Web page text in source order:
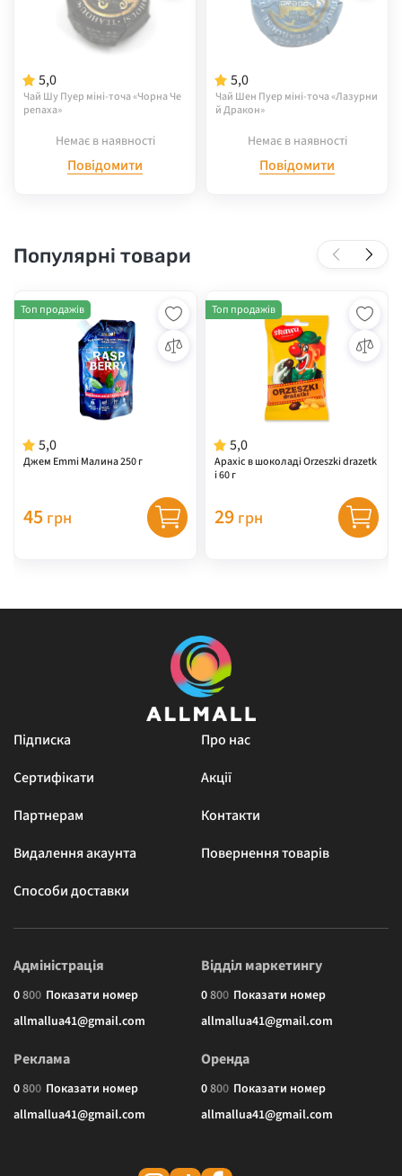
5,0
Чай Шу Пуер міні-точа «Чорна Че
репаха»
Немає в наявності
Повідомити
5,0
Чай Шен Пуер міні-точа «Лазурни
й Дракон»
Немає в наявності
Повідомити
Популярні товари
5,0
Джем Emmi Малина 250 г
Топ продажів
45 грн
5,0
Арахіс в шоколаді Orzeszki drazetk
i 60 г
Топ продажів
29 грн
Підписка
Про нас
Сертифікати
Акції
Партнерам
Контакти
Видалення акаунта
Повернення товарів
Способи доставки
Адміністрація
0800 Показати номер
allmallua41@gmail.com
Відділ маркетингу
0800 Показати номер
allmallua41@gmail.com
Реклама
0800 Показати номер
allmallua41@gmail.com
Оренда
0800 Показати номер
allmallua41@gmail.com